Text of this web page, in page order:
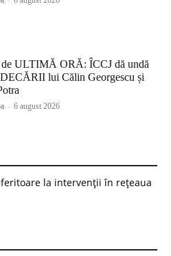
de ULTIMĂ ORĂ: ÎCCJ dă undă
lui Călin Georgescu și
- 6 august 2026
la intervenții în rețeaua